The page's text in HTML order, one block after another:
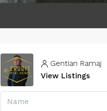
Gentian Ramaj
View Listings